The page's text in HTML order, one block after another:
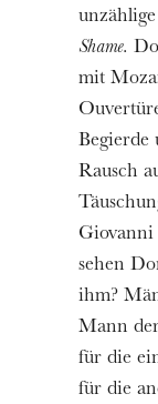
Shame.
mit
Begierde
Rausch
Giovanni
sehen
ihm?
Mann
für die
für die